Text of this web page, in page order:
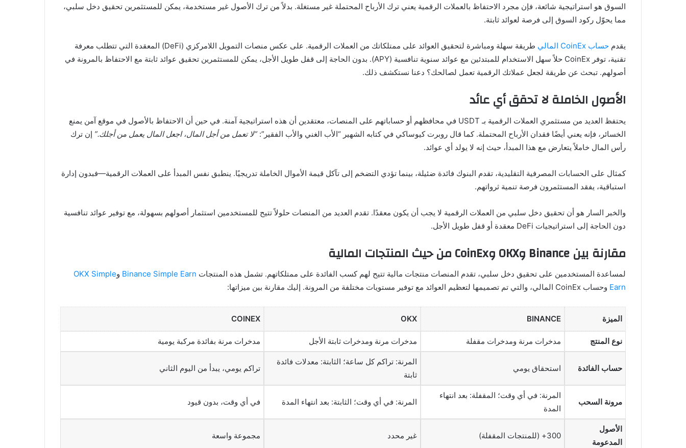
السوق هو استراتيجية شائعة، فإن مجرد الاحتفاظ بالعملات الرقمية يعني ترك الأرباح المحتملة غير مستغلة. بدلاً من ترك الأصول غير مستخدمة، يمكن للمستثمرين تحقيق دخل سلبي،
مما يحوّل ركود السوق إلى فرصة لعوائد ثابتة.
يقدم حساب CoinEx المالي
طريقة سهلة ومباشرة لتحقيق العوائد على ممتلكاتك من العملات الرقمية. على عكس منصات التمويل اللامركزي (DeFi) المعقدة التي تتطلب معرفة
تقنية، توفر CoinEx حلاً سهل الاستخدام للمبتدئين مع عوائد سنوية تنافسية (APY). بدون الحاجة إلى قفل طويل الأجل، يمكن للمستثمرين تحقيق عوائد ثابتة مع الاحتفاظ بالمرونة في
أصولهم. تبحث عن طريقة لجعل عملاتك الرقمية تعمل لصالحك؟ دعنا نستكشف ذلك.
الأصول الخاملة لا تحقق أي عائد
يحتفظ العديد من مستثمري العملات الرقمية بـ USDT في محافظهم أو حساباتهم على المنصات، معتقدين أن هذه استراتيجية آمنة. في حين أن الاحتفاظ بالأصول في موقع آمن يمنع
الخسائر، فإنه يعني أيضًا فقدان الأرباح المحتملة. كما قال روبرت كيوساكي في كتابه الشهير “الأب الغني والأب الفقير”:“لا تعمل من أجل المال، اجعل المال يعمل من أجلك.” إن ترك
رأس المال خاملاً يتعارض مع هذا المبدأ، حيث إنه لا يولد أي عوائد.
كمثال على الحسابات المصرفية التقليدية، تقدم البنوك فائدة ضئيلة، بينما تؤدي التضخم إلى تآكل قيمة الأموال الخاملة تدريجيًا. ينطبق نفس المبدأ على العملات الرقمية—فبدون إدارة
استباقية، يفقد المستثمرون فرصة تنمية ثرواتهم.
والخبر السار هو أن تحقيق دخل سلبي من العملات الرقمية لا يجب أن يكون معقدًا. تقدم العديد من المنصات حلولاً تتيح للمستخدمين استثمار أصولهم بسهولة، مع توفير عوائد تنافسية
دون الحاجة إلى استراتيجيات DeFi معقدة أو قفل طويل الأجل.
مقارنة بين Binance وOKX وCoinEx من حيث المنتجات المالية
لمساعدة المستخدمين على تحقيق دخل سلبي، تقدم المنصات منتجات مالية تتيح لهم كسب الفائدة على ممتلكاتهم. تشمل هذه المنتجات Binance Simple Earn وOKX Simple
Earn وحساب CoinEx المالي، والتي تم تصميمها لتعظيم العوائد مع توفير مستويات مختلفة من المرونة. إليك مقارنة بين ميزاتها:
الميزة BINANCE
OKX
COINEX
نوع المنتج مدخرات مرنة ومدخرات مقفلة مدخرات مرنة ومدخرات ثابتة الأجل مدخرات مرنة بفائدة مركبة يومية
حساب الفائدة استحقاق يومي
المرنة: تراكم كل ساعة؛ الثابتة: معدلات فائدة
ثابتة
تراكم يومي، يبدأ من اليوم الثاني
مرونة السحب
المرنة: في أي وقت؛ المقفلة: بعد انتهاء
المدة
المرنة: في أي وقت؛ الثابتة: بعد انتهاء المدة في أي وقت، بدون قيود
الأصول
المدعومة
300+ (للمنتجات المقفلة) غير محدد مجموعة واسعة